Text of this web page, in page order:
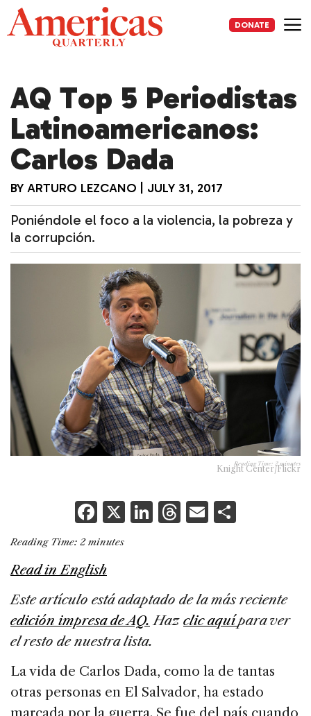
Skip
to
content
DONATE
AQ Top 5 Periodistas
Latinoamericanos:
Carlos Dada
BY ARTURO LEZCANO JULY 31, 2017
Poniéndole el foco a la violencia, la pobreza y
la corrupción.
Reading Time: 2 minutes
Knight Center/Flickr
F
a
e
b
o
o
k
X Li
dI
n
T
d
s
E
Reading Time: 2 minutes
Read in English
Este artículo está adaptado de la más reciente
edición impresa de AQ. Haz clic aquípara ver
el resto de nuestra lista.
La vida de Carlos Dada, como la de tantas
otras personas en El Salvador, ha estado